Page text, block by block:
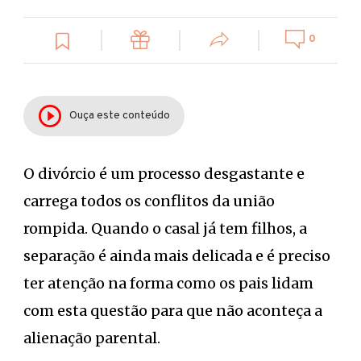
0
Ouça este conteúdo
O divórcio é um processo desgastante e
carrega todos os conflitos da união
rompida. Quando o casal já tem filhos, a
separação é ainda mais delicada e é preciso
ter atenção na forma como os pais lidam
com esta questão para que não aconteça a
alienação parental.